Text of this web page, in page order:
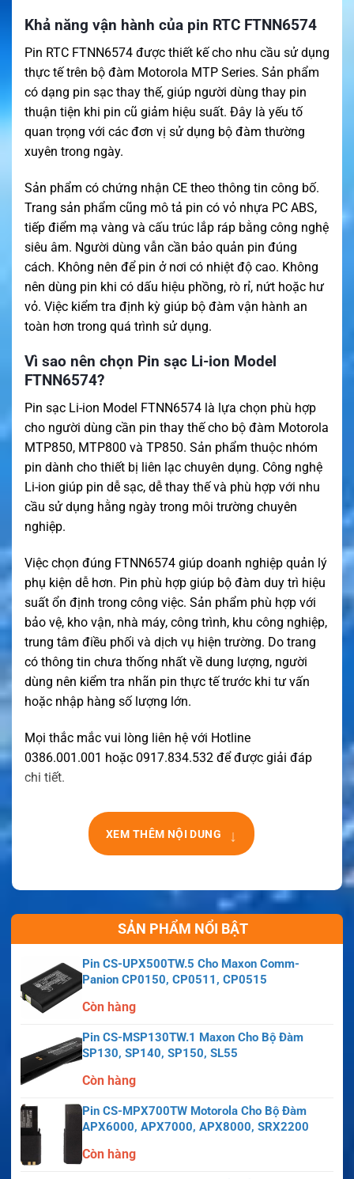
Khả năng vận hành của pin RTC FTNN6574
Pin RTC FTNN6574 được thiết kế cho nhu cầu sử dụng
thực tế trên bộ đàm Motorola MTP Series. Sản phẩm
có dạng pin sạc thay thế, giúp người dùng thay pin
thuận tiện khi pin cũ giảm hiệu suất. Đây là yếu tố
quan trọng với các đơn vị sử dụng bộ đàm thường
xuyên trong ngày.
Sản phẩm có chứng nhận CE theo thông tin công bố.
Trang sản phẩm cũng mô tả pin có vỏ nhựa PC ABS,
tiếp điểm mạ vàng và cấu trúc lắp ráp bằng công nghệ
siêu âm. Người dùng vẫn cần bảo quản pin đúng
cách. Không nên để pin ở nơi có nhiệt độ cao. Không
nên dùng pin khi có dấu hiệu phồng, rò rỉ, nứt hoặc hư
vỏ. Việc kiểm tra định kỳ giúp bộ đàm vận hành an
toàn hơn trong quá trình sử dụng.
Vì sao nên chọn Pin sạc Li-ion Model
FTNN6574?
Pin sạc Li-ion Model FTNN6574 là lựa chọn phù hợp
cho người dùng cần pin thay thế cho bộ đàm Motorola
MTP850, MTP800 và TP850. Sản phẩm thuộc nhóm
pin dành cho thiết bị liên lạc chuyên dụng. Công nghệ
Li-ion giúp pin dễ sạc, dễ thay thế và phù hợp với nhu
cầu sử dụng hằng ngày trong môi trường chuyên
nghiệp.
Việc chọn đúng FTNN6574 giúp doanh nghiệp quản lý
phụ kiện dễ hơn. Pin phù hợp giúp bộ đàm duy trì hiệu
suất ổn định trong công việc. Sản phẩm phù hợp với
bảo vệ, kho vận, nhà máy, công trình, khu công nghiệp,
trung tâm điều phối và dịch vụ hiện trường. Do trang
có thông tin chưa thống nhất về dung lượng, người
dùng nên kiểm tra nhãn pin thực tế trước khi tư vấn
hoặc nhập hàng số lượng lớn.
Mọi thắc mắc vui lòng liên hệ với Hotline
0386.001.001 hoặc 0917.834.532 để được giải đáp
chi tiết.
XEM THÊM NỘI DUNG ↓
SẢN PHẨM NỔI BẬT
Pin CS-UPX500TW.5 Cho Maxon Comm-
Panion CP0150, CP0511, CP0515
Còn hàng
Pin CS-MSP130TW.1 Maxon Cho Bộ Đàm
SP130, SP140, SP150, SL55
Còn hàng
Pin CS-MPX700TW Motorola Cho Bộ Đàm
APX6000, APX7000, APX8000, SRX2200
Còn hàng